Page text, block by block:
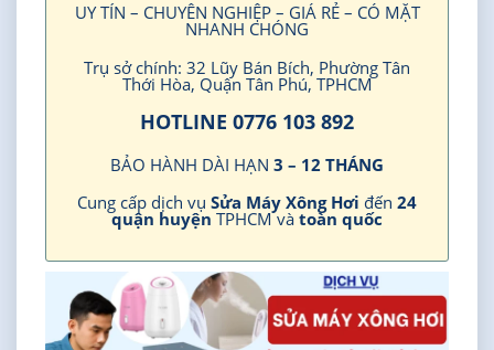
UY TÍN – CHUYÊN NGHIỆP – GIÁ RẺ – CÓ MẶT
NHANH CHÓNG
Trụ sở chính: 32 Lũy Bán Bích, Phường Tân
Thới Hòa, Quận Tân Phú, TPHCM
HOTLINE 0776 103 892
BẢO HÀNH DÀI HẠN 3 – 12 THÁNG
Cung cấp dịch vụ Sửa Máy Xông Hơi đến 24
quận huyện TPHCM và toàn quốc